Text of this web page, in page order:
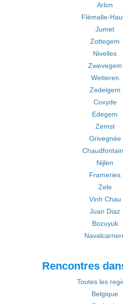
Arlon
Flémalle-
Jumet
Zottegem
Nivelles
Zwevegem
Wetteren
Zedelgem
Coxyde
Edegem
Zemst
Grivegnée
Nijlen
Frameries
Zele
Vinh Chau
Juan Diaz
Bozuyuk
Rencontres
Toutes les
Belgique